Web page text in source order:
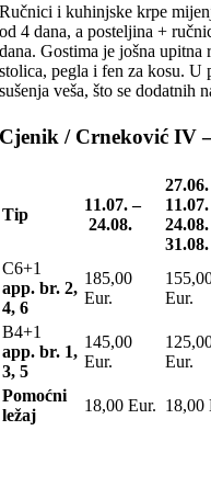
Ručnici i kuhinjske krpe
od 4 dana, a posteljina +
dana. Gostima je jošna upitna
stolica, pegla i fen za kosu. U
sušenja veša, što se dodatnih
Cjenik / Crneković IV
Tip
11.07.–
24.08.
11.07.
31.08.
C6+1
app. br. 2,
4, 6
185,00
Eur.
Eur.
B4+1
app. br. 1,
3, 5
145,00
Eur.
Eur.
Pomoćni
ležaj
18,00 Eur. 18,00